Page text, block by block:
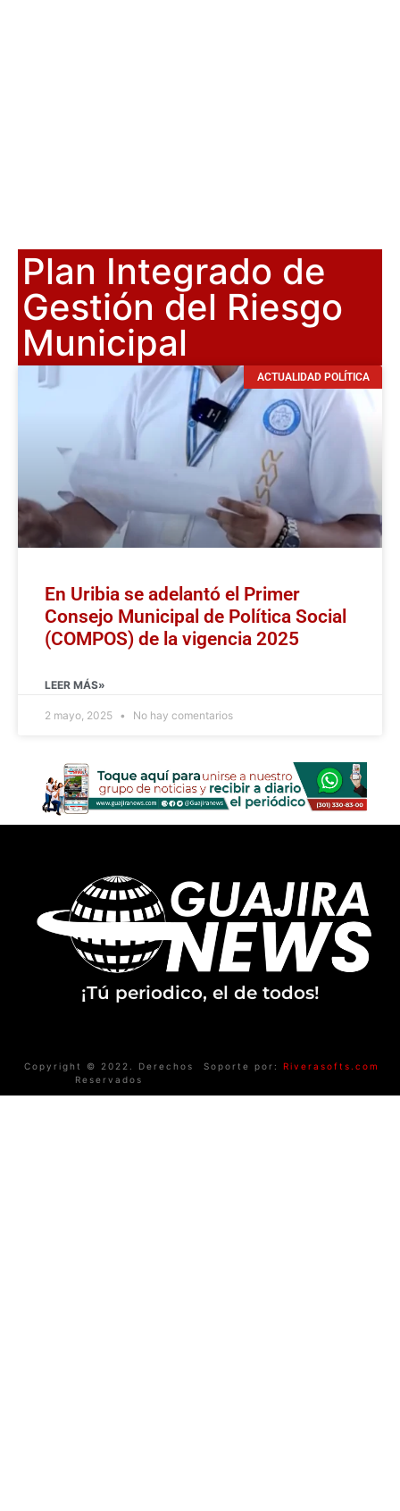
Plan Integrado de
Gestión del Riesgo
Municipal
ACTUALIDAD POLÍTICA
En Uribia se adelantó el Primer
Consejo Municipal de Política Social
(COMPOS) de la vigencia 2025
LEER MÁS»
2 mayo, 2025 No hay comentarios
¡Tú periodico, el de todos!
Copyright © 2022. Derechos
Reservados
Soporte por: Riverasofts.com